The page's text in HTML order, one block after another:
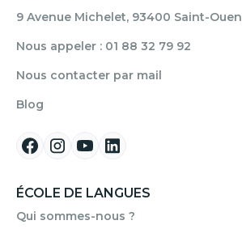
9 Avenue Michelet, 93400 Saint-Ouen
Nous appeler : 01 88 32 79 92
Nous contacter par mail
Blog
ÉCOLE DE LANGUES
Qui sommes-nous ?